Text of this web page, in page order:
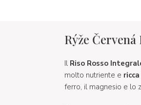
Rýže
IlRiso Rosso
molto nutriente e
ferro, il magnesio e lo